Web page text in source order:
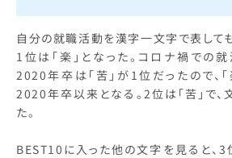
自分の就職活動を漢字一文字で表して
1位は「楽」となった。コロナ禍での
2020年卒は「苦」が1位だったので、
2020年卒以来となる。2位は「苦」で
た。
BEST10に入った他の文字を見ると、3